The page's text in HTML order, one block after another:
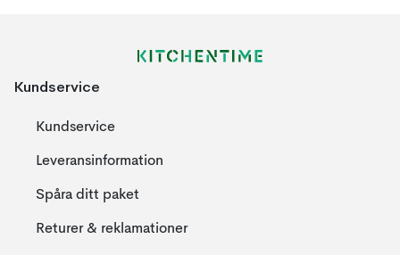
Kundservice
Kundservice
Leveransinformation
Spåra ditt paket
Returer & reklamationer